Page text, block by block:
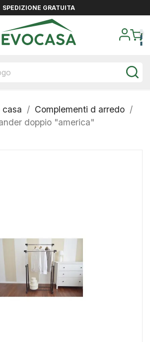
SPEDIZIONE GRATUITA
casa
Complementi d arredo
doppio "america"